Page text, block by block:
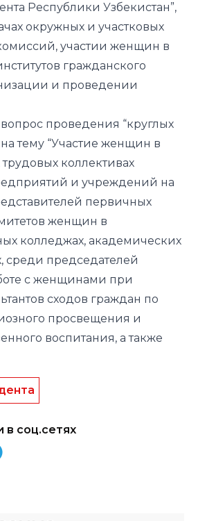
Республики Узбекистан”,
окружных и участковых
участии женщин в
гражданского
и проведении
проведения “круглых
на тему “Участие женщин в
трудовых коллективах
и учреждений на
первичных
женщин в
колледжах, академических
среди председателей
с женщинами при
сходов граждан по
просвещения и
воспитания, а также
в соц.сетях